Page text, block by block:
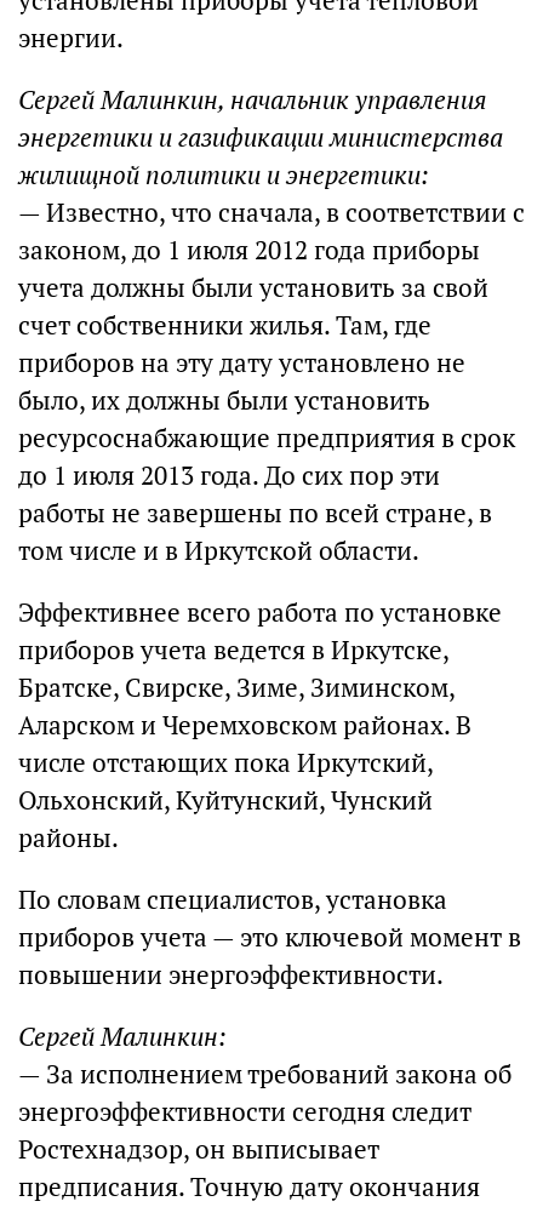
энергии.
Сергей Малинкин, начальник управления
энергетики и газификации министерства
жилищной политики и энергетики:
— Известно, что сначала, в соответствии с
законом, до 1 июля 2012 года приборы
учета должны были установить за свой
счет собственники жилья. Там, где
приборов на эту дату установлено не
было, их должны были установить
ресурсоснабжающие предприятия в срок
до 1 июля 2013 года. До сих пор эти
работы не завершены по всей стране, в
том числе и в Иркутской области.
Эффективнее всего работа по установке
приборов учета ведется в Иркутске,
Братске, Свирске, Зиме, Зиминском,
Аларском и Черемховском районах. В
числе отстающих пока Иркутский,
Ольхонский, Куйтунский, Чунский
районы.
По словам специалистов, установка
приборов учета — это ключевой момент в
повышении энергоэффективности.
Сергей Малинкин:
— За исполнением требований закона об
энергоэффективности сегодня следит
Ростехнадзор, он выписывает
предписания. Точную дату окончания